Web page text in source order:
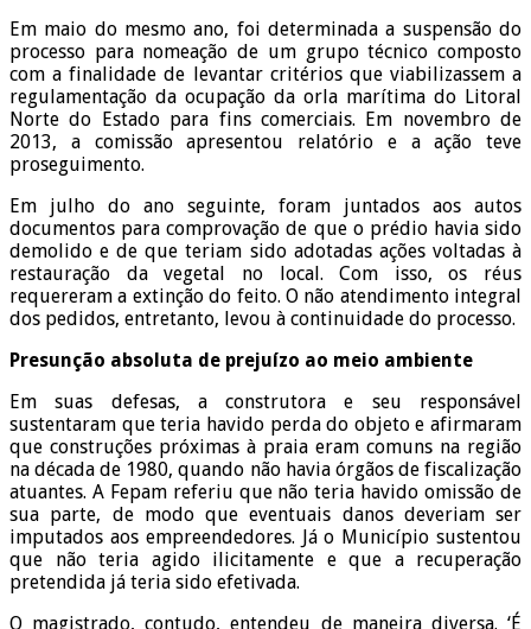
Em maio do mesmo ano, foi determinada a suspensão do
processo para nomeação de um grupo técnico composto
com a finalidade de levantar critérios que viabilizassem a
regulamentação da ocupação da orla marítima do Litoral
Norte do Estado para fins comerciais. Em novembro de
2013, a comissão apresentou relatório e a ação teve
proseguimento.
Em julho do ano seguinte, foram juntados aos autos
documentos para comprovação de que o prédio havia sido
demolido e de que teriam sido adotadas ações voltadas à
restauração da vegetal no local. Com isso, os réus
requereram a extinção do feito. O não atendimento integral
dos pedidos, entretanto, levou à continuidade do processo.
Presunção absoluta de prejuízo ao meio ambiente
Em suas defesas, a construtora e seu responsável
sustentaram que teria havido perda do objeto e afirmaram
que construções próximas à praia eram comuns na região
na década de 1980, quando não havia órgãos de fiscalização
atuantes. A Fepam referiu que não teria havido omissão de
sua parte, de modo que eventuais danos deveriam ser
imputados aos empreendedores. Já o Município sustentou
que não teria agido ilicitamente e que a recuperação
pretendida já teria sido efetivada.
O magistrado, contudo, entendeu de maneira diversa. ‘É